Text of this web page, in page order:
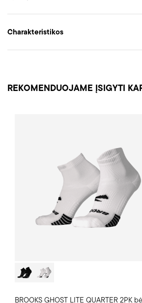
Charakteristikos
REKOMENDUOJAME ĮSIGYTI